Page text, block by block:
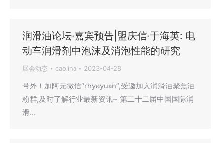
润滑油论坛·嘉宾预告|盟庆信·于海英: 电
动车润滑剂中泡沫及消泡性能的研究
展会动态 caolina 2023-04-28
号外！加阿元微信“rhyayuan”,受邀加入润滑油聚焦油
粉群,及时了解行业最新资讯~ 第二十二届中国国际润
滑…